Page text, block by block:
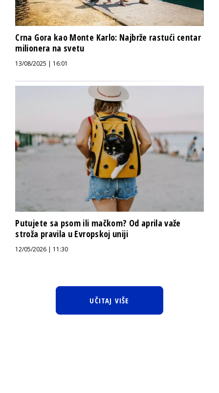
Crna Gora kao Monte Karlo: Najbrže rastući centar
milionera na svetu
13/08/2025 | 16:01
Putujete sa psom ili mačkom? Od aprila važe
stroža pravila u Evropskoj uniji
12/05/2026 | 11:30
UČITAJ VIŠE